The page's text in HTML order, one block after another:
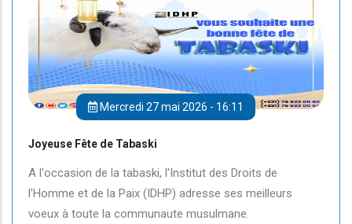
Mercredi 27 mai 2026 - 16:11
Joyeuse Fête de Tabaski
A l'occasion de la tabaski, l'Institut des Droits de
l'Homme et de la Paix (IDHP) adresse ses meilleurs
voeux à toute la communaute musulmane.